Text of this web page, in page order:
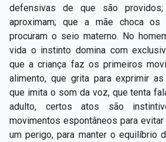
defensivas de que são
aproximam; que a mãe choca
procuram o seio materno. No
vida o instinto domina com
que a criança faz os primeiros
alimento, que grita para exprimir
que imita o som da voz, que tenta
adulto, certos atos são
movimentos espontâneos para
um perigo, para manter o equilíbrio